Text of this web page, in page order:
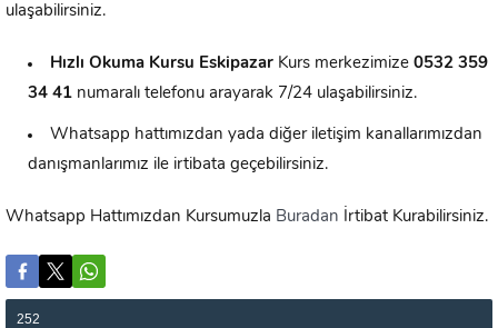
ulaşabilirsiniz.
Hızlı Okuma Kursu Eskipazar Kurs merkezimize 0532 359
34 41 numaralı telefonu arayarak 7/24 ulaşabilirsiniz.
Whatsapp hattımızdan yada diğer iletişim kanallarımızdan
danışmanlarımız ile irtibata geçebilirsiniz.
Whatsapp Hattımızdan Kursumuzla Buradan İrtibat Kurabilirsiniz.
252